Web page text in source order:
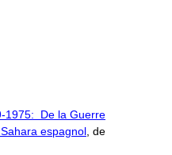
1975: De la Guerre
espagnol , de